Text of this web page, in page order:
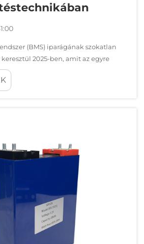
(BMS) iparágának szokatlan
2025-ben, amit az egyre
igények, a szabályozási változások
hoztak létre. A modern BMS-